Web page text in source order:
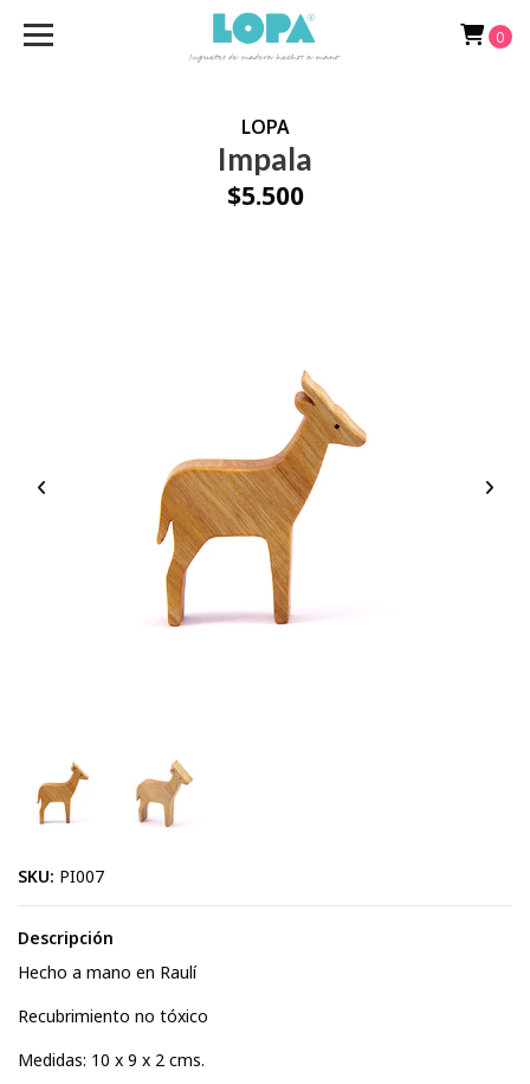
0
LOPA
Impala
$5.500
SKU: PI007
Descripción
Hecho a mano en Raulí
Recubrimiento no tóxico
Medidas: 10 x 9 x 2 cms.